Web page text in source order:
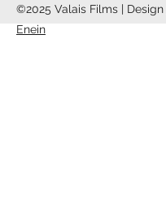
©2025 Valais Films | Design
Enein